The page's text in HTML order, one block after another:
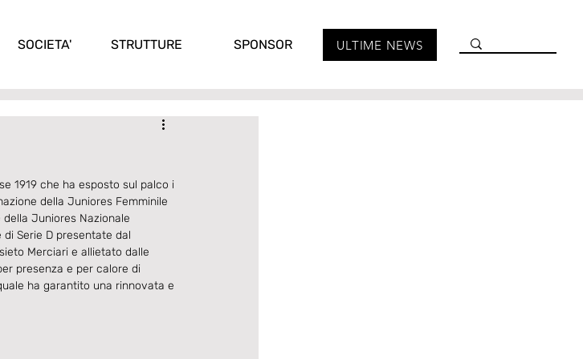
SOCIETA' STRUTTURE SPONSOR ULTIME NEWS
1919 che ha esposto sul palco i
della Juniores Femminile
Juniores Nazionale
Serie D presentate dal
Merciari e allietato dalle
presenza e per calore di
ha garantito una rinnovata e